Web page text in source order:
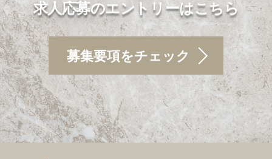
求人応募のエントリーはこちら
募集要項をチェック